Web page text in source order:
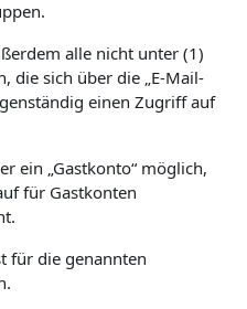
alle nicht unter (1)
die sich über die „E-Mail-
einen Zugriff auf
ein „Gastkonto“ möglich,
für Gastkonten
für die genannten